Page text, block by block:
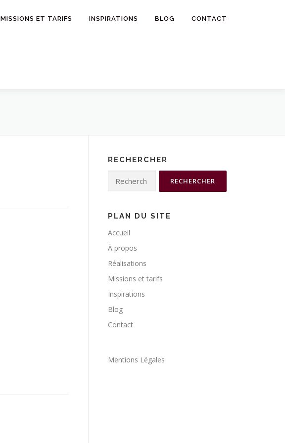
MISSIONS ET TARIFS INSPIRATIONS BLOG CONTACT
RECHERCHER
PLAN DU SITE
Accueil
À propos
Réalisations
Missions et tarifs
Inspirations
Blog
Contact
Mentions Légales